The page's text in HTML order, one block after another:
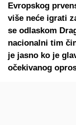
Evropskog
više neće igrati
se odlaskom
nacionalni tim
je jasno ko je
očekivanog